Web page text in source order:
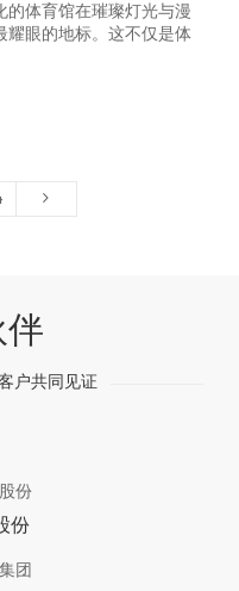
的体育馆在璀璨灯光与漫
耀眼的地标。这不仅是体
户共同见证
份